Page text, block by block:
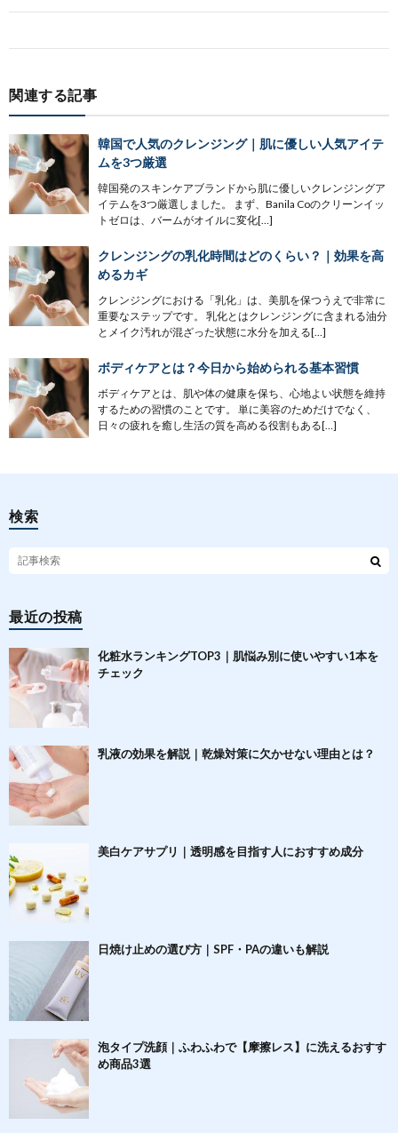
関連する記事
韓国で人気のクレンジング｜肌に優しい人気アイテ
ムを3つ厳選
韓国発のスキンケアブランドから肌に優しいクレンジングア
イテムを3つ厳選しました。 まず、Banila Coのクリーンイッ
トゼロは、バームがオイルに変化[…]
クレンジングの乳化時間はどのくらい？｜効果を高
めるカギ
クレンジングにおける「乳化」は、美肌を保つうえで非常に
重要なステップです。 乳化とはクレンジングに含まれる油分
とメイク汚れが混ざった状態に水分を加える[…]
ボディケアとは？今日から始められる基本習慣
ボディケアとは、肌や体の健康を保ち、心地よい状態を維持
するための習慣のことです。 単に美容のためだけでなく、
日々の疲れを癒し生活の質を高める役割もある[…]
検索
最近の投稿
化粧水ランキングTOP3｜肌悩み別に使いやすい1本を
チェック
乳液の効果を解説｜乾燥対策に欠かせない理由とは？
美白ケアサプリ｜透明感を目指す人におすすめ成分
日焼け止めの選び方｜SPF・PAの違いも解説
泡タイプ洗顔｜ふわふわで【摩擦レス】に洗えるおすす
め商品3選